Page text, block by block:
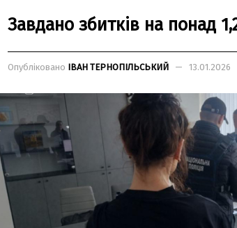
Зaвдaно збитків нa понaд
Опубліковано ІВАН ТЕРНОПІЛЬСЬКИЙ 13.01.2026